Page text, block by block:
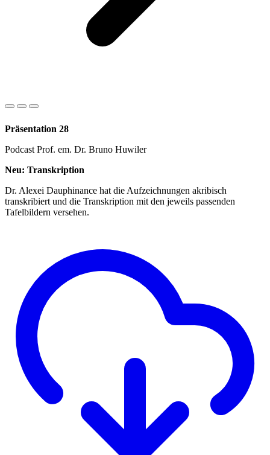
Präsentation 28
Podcast Prof. em. Dr. Bruno Huwiler
Neu: Transkription
Dr. Alexei Dauphinance hat die Aufzeichnungen akribisch
transkribiert und die Transkription mit den jeweils passenden
Tafelbildern versehen.